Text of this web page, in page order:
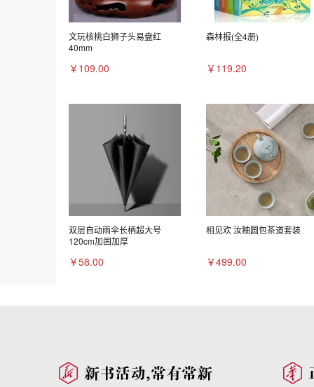
文玩核桃白狮子头易盘红
40mm
￥109.00
森林报(全4册)
￥119.20
双层自动雨伞长柄超大号
120cm加固加厚
￥58.00
相见欢 汝釉圆包茶道套装
￥499.00